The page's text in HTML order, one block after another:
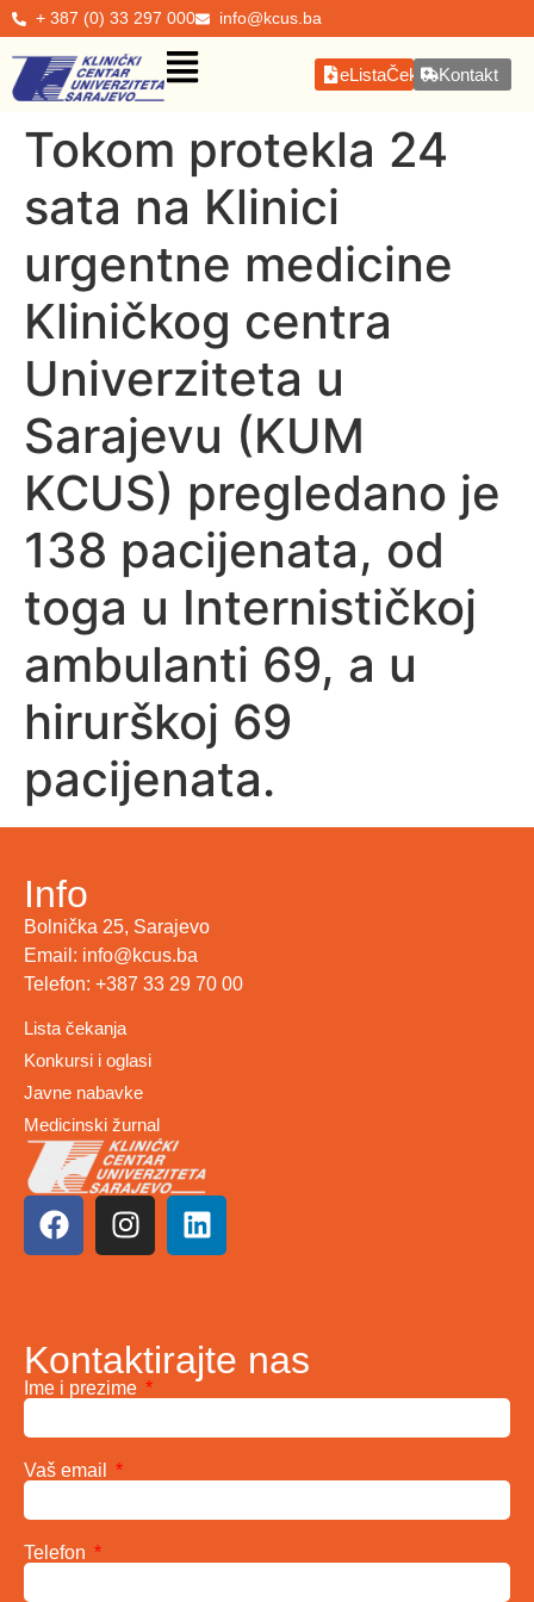
+ 387 (0) 33 297 000 info@kcus.ba
eListaČekanjaKontakt
Tokom protekla 24
sata na Klinici
urgentne medicine
Kliničkog centra
Univerziteta u
Sarajevu (KUM
KCUS) pregledano je
138 pacijenata, od
toga u Internističkoj
ambulanti 69, a u
hirurškoj 69
pacijenata.
Info
Bolnička 25, Sarajevo
Email: info@kcus.ba
Telefon: +387 33 29 70 00
Lista čekanja
Konkursi i oglasi
Javne nabavke
Medicinski žurnal
Kontaktirajte nas
Ime i prezime
Vaš email
Telefon